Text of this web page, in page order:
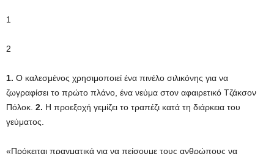
1
2
1. Ο καλεσμένος χρησιμοποιεί ένα πινέλο σιλικόνης για να
ζωγραφίσει το πρώτο πλάνο, ένα νεύμα στον αφαιρετικό Τζάκσον
Πόλοκ. 2. Η προεξοχή γεμίζει το τραπέζι κατά τη διάρκεια του
γεύματος.
«Πρόκειται πραγματικά για να πείσουμε τους ανθρώπους να